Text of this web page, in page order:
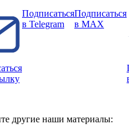
Подписаться
в Telegram
Подписаться
в MAX
другие наши материалы: